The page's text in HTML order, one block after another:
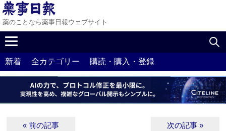
薬のことなら薬事日報ウェブサイト
新着 全カテゴリー 購読・購入・登録
« 前の記事 次の記事 »